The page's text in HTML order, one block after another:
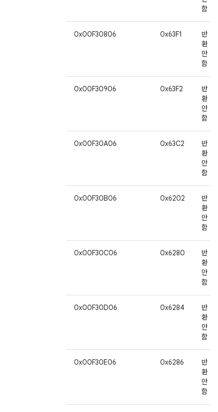
함
0x00F30806 0x63F1
반
환
안
함
0x00F30906 0x63F2
반
환
안
함
0x00F30A06 0x63C2
반
환
안
함
0x00F30B06 0x6202
반
환
안
함
0x00F30C06 0x6280
반
환
안
함
0x00F30D06 0x6284
반
환
안
함
0x00F30E06 0x6286
반
환
안
함